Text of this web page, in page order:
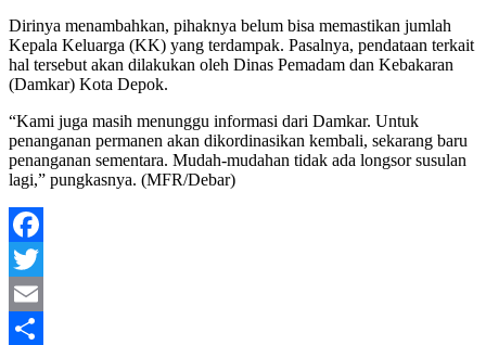
Dirinya menambahkan, pihaknya belum bisa memastikan jumlah
Kepala Keluarga (KK) yang terdampak. Pasalnya, pendataan terkait
hal tersebut akan dilakukan oleh Dinas Pemadam dan Kebakaran
(Damkar) Kota Depok.
“Kami juga masih menunggu informasi dari Damkar. Untuk
penanganan permanen akan dikordinasikan kembali, sekarang baru
penanganan sementara. Mudah-mudahan tidak ada longsor susulan
lagi,” pungkasnya. (MFR/Debar)
Facebook
Twitter
Email